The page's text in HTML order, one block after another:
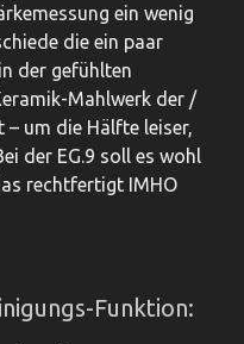
ein wenig
die ein paar
der gefühlten
Mahlwerk der /
– um die Hälfte leiser,
der EG.9 soll es wohl
rechtfertigt IMHO
Funktion: